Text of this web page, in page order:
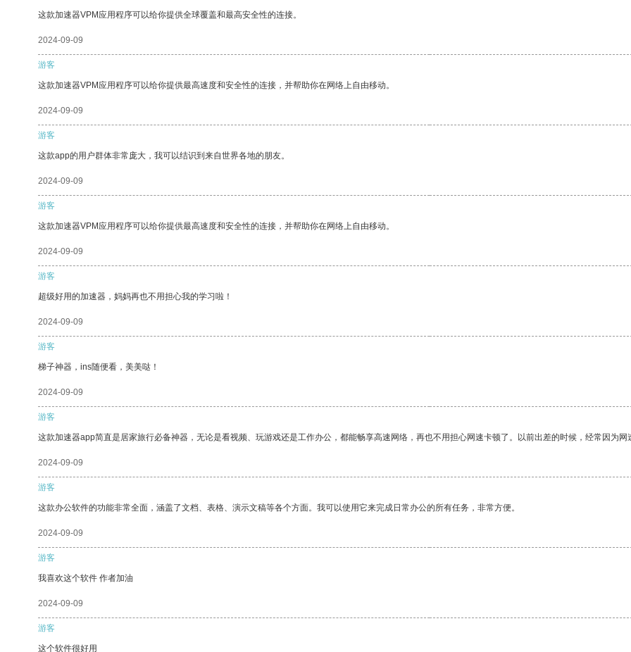
这款加速器VPM应用程序可以给你提供全球覆盖和最高安全性的连接。
2024-09-09
游客
这款加速器VPM应用程序可以给你提供最高速度和安全性的连接，并帮助你在网络上自由移动。
2024-09-09
游客
这款app的用户群体非常庞大，我可以结识到来自世界各地的朋友。
2024-09-09
游客
这款加速器VPM应用程序可以给你提供最高速度和安全性的连接，并帮助你在网络上自由移动。
2024-09-09
游客
超级好用的加速器，妈妈再也不用担心我的学习啦！
2024-09-09
游客
梯子神器，ins随便看，美美哒！
2024-09-09
游客
这款加速器app简直是居家旅行必备神器，无论是看视频、玩游戏还是工作办公，都能畅享高速网络，再也不用担心网速卡顿了。以前出差的时候，经常因为
2024-09-09
游客
这款办公软件的功能非常全面，涵盖了文档、表格、演示文稿等各个方面。我可以使用它来完成日常办公的所有任务，非常方便。
2024-09-09
游客
我喜欢这个软件 作者加油
2024-09-09
游客
这个软件很好用